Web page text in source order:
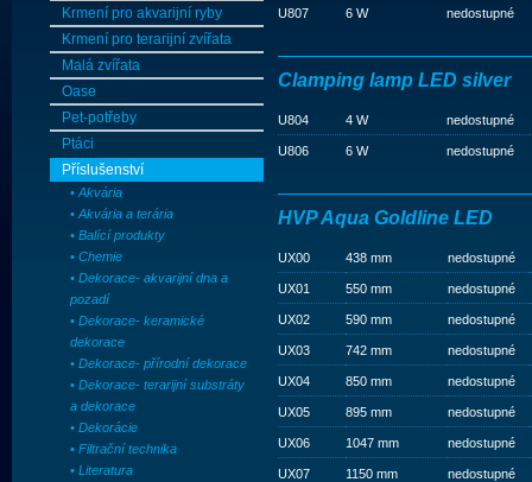
Krmení pro akvarijní ryby
Krmení pro terarijní zvířata
Malá zvířata
Oase
Pet-potřeby
Ptáci
Příslušenství
• Akvária
• Akvária a terária
• Balící produkty
• Chemie
• Dekorace- akvarijní dna a
pozadí
• Dekorace- keramické
dekorace
• Dekorace- přírodní dekorace
• Dekorace- terarijní substráty
a dekorace
• Dekorácie
• Filtrační technika
• Literatura
U807 6 W nedostupné
Clamping lamp LED silver
U804 4 W nedostupné
U806 6 W nedostupné
HVP Aqua Goldline LED
UX00 438 mm nedostupné
UX01 550 mm nedostupné
UX02 590 mm nedostupné
UX03 742 mm nedostupné
UX04 850 mm nedostupné
UX05 895 mm nedostupné
UX06 1047 mm nedostupné
UX07 1150 mm nedostupné